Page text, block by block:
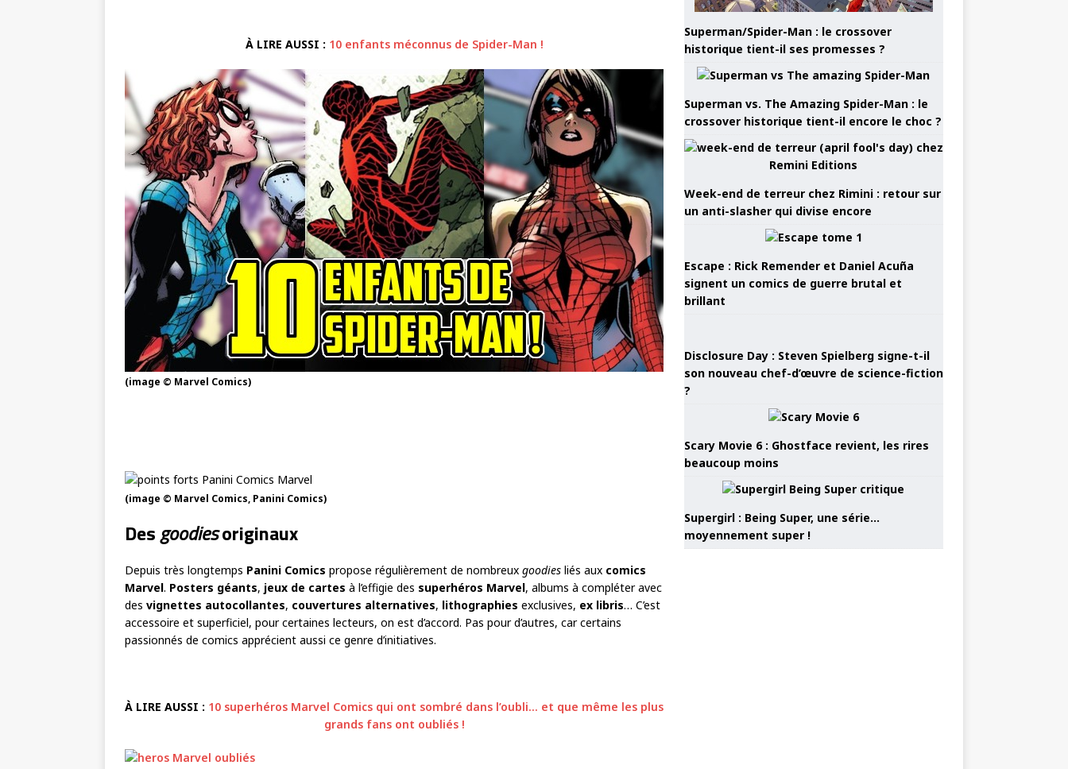
À LIRE AUSSI : 10 enfants méconnus de Spider-Man !
(image © Marvel Comics)
(image © Marvel Comics, Panini Comics)
Desgoodiesoriginaux
Depuis très longtemps Panini Comics propose régulièrement de nombreux goodies liés aux comics
Marvel. Posters géants, jeux de cartes à l’effigie des superhéros Marvel, albums à compléter avec
des vignettes autocollantes, couvertures alternatives, lithographies exclusives, ex libris… C’est
accessoire et superficiel, pour certaines lecteurs, on est d’accord. Pas pour d’autres, car certains
passionnés de comics apprécient aussi ce genre d’initiatives.
À LIRE AUSSI : 10 superhéros Marvel Comics qui ont sombré dans l’oubli… et que même les plus
grands fans ont oubliés !
Superman/Spider-Man : le crossover
historique tient-il ses promesses ?
Superman vs. The Amazing Spider-Man : le
crossover historique tient-il encore le choc ?
Week-end de terreur chez Rimini : retour sur
un anti-slasher qui divise encore
Escape : Rick Remender et Daniel Acuña
signent un comics de guerre brutal et
brillant
Disclosure Day : Steven Spielberg signe-t-il
son nouveau chef-d’œuvre de science-fiction
?
Scary Movie 6 : Ghostface revient, les rires
beaucoup moins
Supergirl : Being Super, une série…
moyennement super !